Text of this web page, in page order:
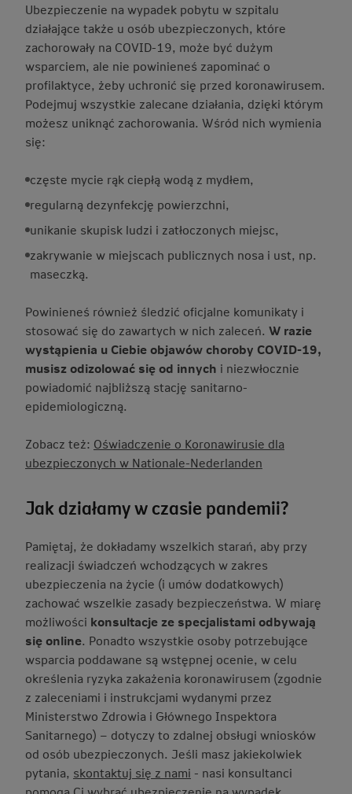
Ubezpieczenie na wypadek pobytu w szpitalu
działające także u osób ubezpieczonych, które
zachorowały na COVID-19, może być dużym
wsparciem, ale nie powinieneś zapominać o
profilaktyce, żeby uchronić się przed koronawirusem.
Podejmuj wszystkie zalecane działania, dzięki którym
możesz uniknąć zachorowania. Wśród nich wymienia
się:
częste mycie rąk ciepłą wodą z mydłem,
regularną dezynfekcję powierzchni,
unikanie skupisk ludzi i zatłoczonych miejsc,
zakrywanie w miejscach publicznych nosa i ust, np.
maseczką.
Powinieneś również śledzić oficjalne komunikaty i
stosować się do zawartych w nich zaleceń. W razie
wystąpienia u Ciebie objawów choroby COVID-19,
musisz odizolować się od innych i niezwłocznie
powiadomić najbliższą stację sanitarno-
epidemiologiczną.
Zobacz też: Oświadczenie o Koronawirusie dla
ubezpieczonych w Nationale-Nederlanden
Jak działamy w czasie pandemii?
Pamiętaj, że dokładamy wszelkich starań, aby przy
realizacji świadczeń wchodzących w zakres
ubezpieczenia na życie (i umów dodatkowych)
zachować wszelkie zasady bezpieczeństwa. W miarę
możliwości konsultacje ze specjalistami odbywają
się online. Ponadto wszystkie osoby potrzebujące
wsparcia poddawane są wstępnej ocenie, w celu
określenia ryzyka zakażenia koronawirusem (zgodnie
z zaleceniami i instrukcjami wydanymi przez
Ministerstwo Zdrowia i Głównego Inspektora
Sanitarnego) – dotyczy to zdalnej obsługi wniosków
od osób ubezpieczonych. Jeśli masz jakiekolwiek
pytania, skontaktuj się z nami - nasi konsultanci